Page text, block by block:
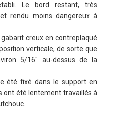
Le bord restant, très
rendu moins dangereux à
gabarit creux en contreplaqué
verticale, de sorte que
5/16″ au-dessus de la
été fixé dans le support en
ont été lentement travaillés à